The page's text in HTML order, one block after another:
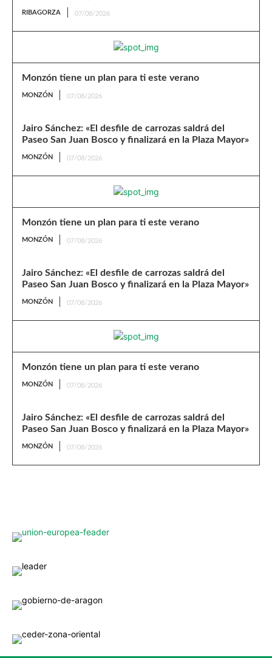
RIBAGORZA 07/08/2026
Monzón tiene un plan para ti este verano
MONZÓN 07/08/2026
Jairo Sánchez: «El desfile de carrozas saldrá del
Paseo San Juan Bosco y finalizará en la Plaza Mayor»
MONZÓN 07/08/2026
Monzón tiene un plan para ti este verano
MONZÓN 07/08/2026
Jairo Sánchez: «El desfile de carrozas saldrá del
Paseo San Juan Bosco y finalizará en la Plaza Mayor»
MONZÓN 07/08/2026
Monzón tiene un plan para ti este verano
MONZÓN 07/08/2026
Jairo Sánchez: «El desfile de carrozas saldrá del
Paseo San Juan Bosco y finalizará en la Plaza Mayor»
MONZÓN 07/08/2026